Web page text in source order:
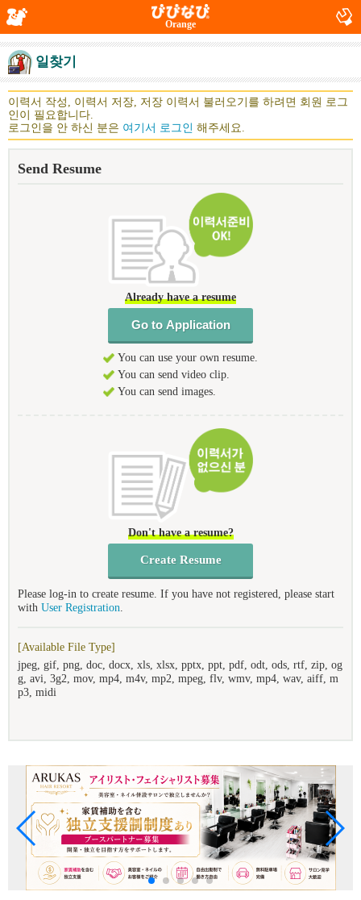
Orange
일찾기
이력서 작성, 이력서 저장, 저장 이력서 불러오기를 하려면 회원 로그
인이 필요합니다.
로그인을 안 하신 분은 여기서 로그인 해주세요.
Send Resume
Already have a resume
You can use your own resume.
You can send video clip.
You can send images.
Don't have a resume?
Create Resume
Please log-in to create resume. If you have not registered, please start
with User Registration.
[Available File Type]
jpeg, gif, png, doc, docx, xls, xlsx, pptx, ppt, pdf, odt, ods, rtf, zip, og
g, avi, 3g2, mov, mp4, m4v, mp2, mpeg, flv, wmv, mp4, wav, aiff, m
p3, midi